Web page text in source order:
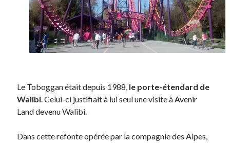
Le Toboggan était depuis 1988, le porte-étendard de
Walibi. Celui-ci justifiait à lui seul une visite à Avenir
Land devenu Walibi.
Dans cette refonte opérée par la compagnie des Alpes,